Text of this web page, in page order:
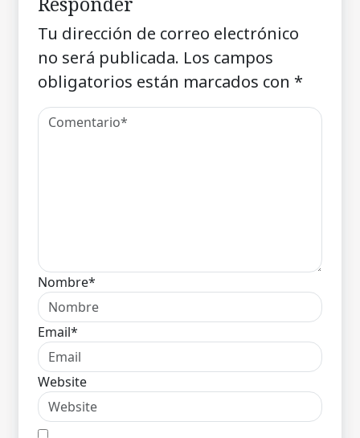
Tu dirección de correo electrónico
no será publicada. Los campos
obligatorios están marcados con *
Nombre*
Email*
Website